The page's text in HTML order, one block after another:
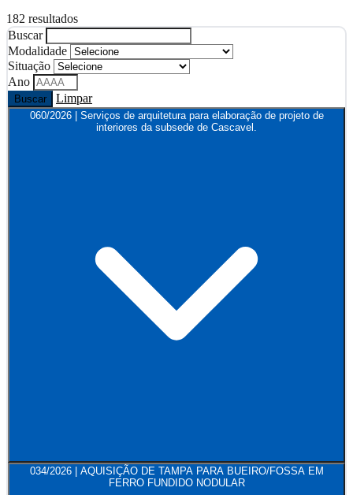
182 resultados
Buscar
Modalidade
Situação
Ano
Buscar Limpar
060/2026 | Serviços de arquitetura para elaboração de projeto de
interiores da subsede de Cascavel.
034/2026 | AQUISIÇÃO DE TAMPA PARA BUEIRO/FOSSA EM
FERRO FUNDIDO NODULAR